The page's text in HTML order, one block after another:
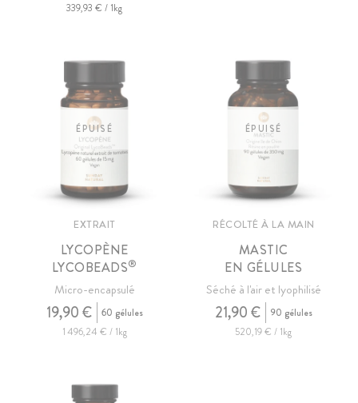
339,93 € / 1kg
ÉPUISÉ
EXTRAIT
LYCOPÈNE
LYCOBEADS®
Micro-encapsulé
19,90 €
60 gélules
1 496,24 € / 1kg
ÉPUISÉ
RÉCOLTÉ À LA MAIN
MASTIC
EN GÉLULES
Séché à l'air et lyophilisé
21,90 €
90 gélules
520,19 € / 1kg